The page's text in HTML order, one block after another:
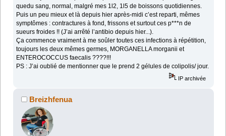
quedu sang, normal, malgré mes 1l2, 1l5 de boissons quotidiennes.
Puis un peu mieux et là depuis hier après-midi c’est reparti, mêmes
symptômes : contractures à fond, frissons et surtout ces p***n de
sueurs froides !! (J’ai arrêté l’antibio depuis hier...).
Ça commence vraiment à me soûler toutes ces infections à répétition,
toujours les deux mêmes germes, MORGANELLA morganii et
ENTEROCOCCUS faecalis ????!!!
PS : J’ai oublié de mentionner que le prend 2 gélules de colipolis/ jour.
IP archivée
Breizhfenua